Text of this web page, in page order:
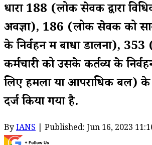
धारा 188 (लोक सेवक द्वारा
अवज्ञा), 186 (लोक सेवक को
के निर्वहन में बाधा डालना), 353
कर्मचारी को उसके कर्तव्य के
लिए हमला या आपराधिक बल) के
दर्ज किया गया है.
ByIANS | Published: Jun 16, 2023